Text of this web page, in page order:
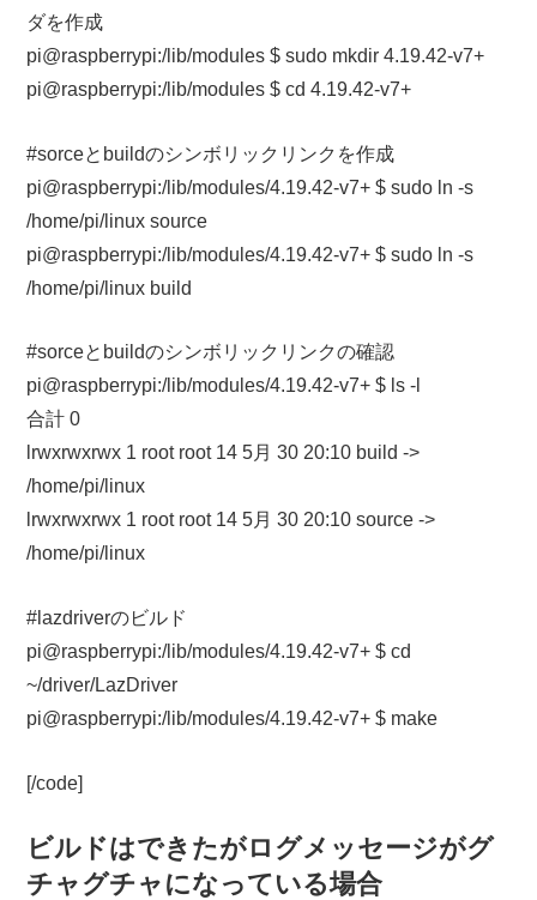
ダを作成
pi@raspberrypi:/lib/modules $ sudo mkdir 4.19.42-v7+
pi@raspberrypi:/lib/modules $ cd 4.19.42-v7+
#sorceとbuildのシンボリックリンクを作成
pi@raspberrypi:/lib/modules/4.19.42-v7+ $ sudo ln -s
/home/pi/linux source
pi@raspberrypi:/lib/modules/4.19.42-v7+ $ sudo ln -s
/home/pi/linux build
#sorceとbuildのシンボリックリンクの確認
pi@raspberrypi:/lib/modules/4.19.42-v7+ $ ls -l
合計 0
lrwxrwxrwx 1 root root 14 5月 30 20:10 build ->
/home/pi/linux
lrwxrwxrwx 1 root root 14 5月 30 20:10 source ->
/home/pi/linux
#lazdriverのビルド
pi@raspberrypi:/lib/modules/4.19.42-v7+ $ cd
~/driver/LazDriver
pi@raspberrypi:/lib/modules/4.19.42-v7+ $ make
[/code]
ビルドはできたがログメッセージがグ
チャグチャになっている場合